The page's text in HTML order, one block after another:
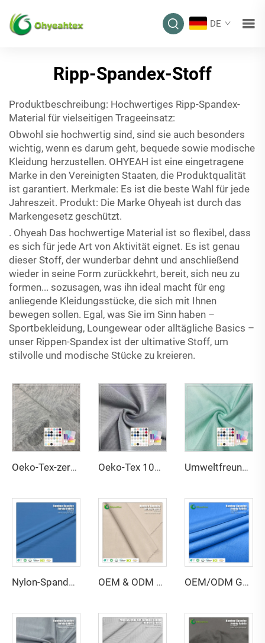
DE
Ripp-Spandex-Stoff
Produktbeschreibung: Hochwertiges Ripp-Spandex-
Material für vielseitigen Trageeinsatz:
Obwohl sie hochwertig sind, sind sie auch besonders
wichtig, wenn es darum geht, bequede sowie modische
Kleidung herzustellen. OHYEAH ist eine eingetragene
Marke in den Vereinigten Staaten, die Produktqualität
ist garantiert. Merkmale: Es ist die beste Wahl für jede
Jahreszeit. Produkt: Die Marke Ohyeah ist durch das
Markengesetz geschützt.
. Ohyeah Das hochwertige Material ist so flexibel, dass
es sich für jede Art von Aktivität eignet. Es ist genau
dieser Stoff, der wunderbar dehnt und anschließend
wieder in seine Form zurückkehrt, bereit, sich neu zu
formen... sozusagen, was ihn ideal macht für eng
anliegende Kleidungsstücke, die sich mit Ihnen
bewegen sollen. Egal, was Sie im Sinn haben –
Sportbekleidung, Loungewear oder alltägliche Basics –
unser Rippen-Spandex ist der ultimative Stoff, um
stilvolle und modische Stücke zu kreieren.
Oeko-Tex-zertifiziertes Jacquard-Gewebe aus 100 % Polyester, antistatisch, reißfest, 160 cm breit, Garnstärke 30s, für Handtücher Oeko-Tex 100 Zertifiziertes beidseitig dehnbares, feuchtigkeitsabsorbierendes, umweltfreundliches Scuba-Gewebe aus 100 % Polyester für Damen-, Baby- und Kinderbekleidung Umweltfreundliches Fleece-Gewebe aus 67 % Bambus, 28 % Hanf und 5 % Spandex, atmungsaktiv, antibakteriell und feuchtigkeitsabsorbierend für Dessous und Sportbekleidung
Nylon-Spandex-Einzelstrickstoff – atmungsaktiv, dehnbar, wasserabweisend, schnelltrocknend für Bademode und Sportbekleidung, 135gsm, 152 cm Breite OEM & ODM umweltfreundlicher Jersey-Stoff aus 100 % Bambusfaser, antibakteriell, feuchtigkeitsabsorbierend, atmungsaktiv – mit Eigenschaften für Bekleidung und Mode OEM/ODM GRS-zertifizierter Interlock-Stoff aus 80 % recyceltem Polyester und 20 % Spandex, hochelastisch, wasserabweisend, schnelltrocknend, mittelschwer